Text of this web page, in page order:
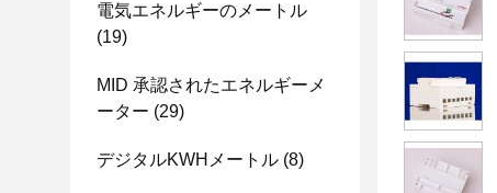
電気エネルギーのメートル
(19)
MID 承認されたエネルギーメ
ーター (29)
デジタルKWHメートル (8)